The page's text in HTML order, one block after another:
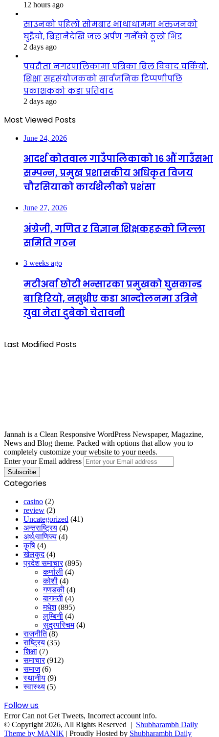
12 hours ago
साउनको पहिलो सोमबार भाथाधाममा भक्तजनको
घुइँचो, बिहानैदेखि जल अर्पण गर्नेको ठूलो भिड
2 days ago
पचरौता नगरपालिकामा पत्रिका बिल विवाद चर्कियो,
शिक्षा सहसंयोजकको सार्वजनिक टिप्पणीपछि
प्रकाशकको कडा प्रतिवाद
2 days ago
Most Viewed Posts
June 24, 2026
आदर्श कोतवाल गाउँपालिकाको १६ औं गाउँसभा
सम्पन्न, प्रमुख प्रशासकीय अधिकृत विजय
चौरसियाको कार्यशैलीको प्रशंसा
June 27, 2026
अंग्रेजी, गणित र विज्ञान शिक्षकहरूको जिल्ला
समिति गठन
3 weeks ago
मटीअर्वा छोटी भन्सारका प्रमुखको घुसकान्ड
बाहिरियो, नसुध्रीए कडा आन्दोलनमा उत्रिने
युवा नेता दुबेको चेतावनी
Last Modified Posts
Jannah is a Clean Responsive WordPress Newspaper, Magazine,
News and Blog theme. Packed with options that allow you to
completely customize your website to your needs.
Enter your Email address
Categories
casino (2)
review (2)
Uncategorized (41)
अन्तराष्ट्रिय (4)
अर्थ/वाणिज्य (4)
कृषि (4)
खेलकुद(4)
प्रदेश समाचार(895)
कर्णाली (4)
कोशी (4)
गणडकी (4)
बागमती (4)
मधेश(895)
लुम्बिनी (4)
सुदुरपस्चिम(4)
राजनीति(8)
राष्ट्रिय (35)
शिक्षा (7)
समाचार(912)
समाज(6)
स्थानीय (9)
स्वास्थ्य (5)
Follow us
Error Can not Get Tweets, Incorrect account info.
© Copyright 2026, All Rights Reserved | Shubharambh Daily
Theme by MANIK | Proudly Hosted by Shubharambh Daily